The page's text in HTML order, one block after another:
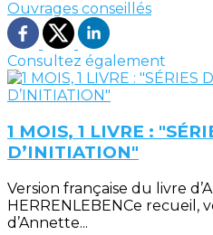
Ouvrages conseillés
Consultez également
1 MOIS, 1 LIVRE :
D’INITIATION"
Version française du livre
HERRENLEBENCe recueil,
d’Annette...